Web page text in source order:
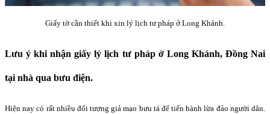
Giấy tờ cần thiết khi xin lý lịch tư pháp ở Long Khánh.
Lưu ý khi nhận giấy lý lịch tư pháp ở Long Khánh, Đồng Nai
tại nhà qua bưu điện.
Hiện nay có rất nhiều đối tượng giả mạo bưu tá để tiến hành lừa đảo người dân.